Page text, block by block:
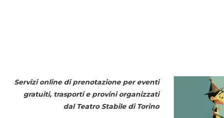
Servizi online di prenotazione per eventi
gratuiti, trasporti e provini organizzati
dal Teatro Stabile di Torino